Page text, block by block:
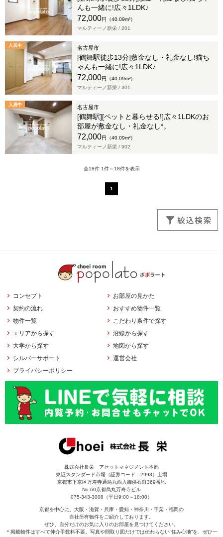
んも一緒に!広々1LDK♪
72,000円（40.09m²）
マルティーノ新栄 / 201
入居中 名古屋市
[鶴舞駅徒歩13分]敷金なし・礼金なし!猫ち
ゃんも一緒に!広々1LDK♪
72,000円（40.09m²）
マルティーノ新栄 / 301
入居中 名古屋市
[鶴舞駅][ペットと暮らせる!]広々1LDKのお
部屋が敷金なし・礼金なし*。
72,000円（40.09m²）
マルティーノ新栄 / 902
全18件 1件～18件を表示
1
コンセプト
お部屋の見かた
契約の流れ
おすすめ物件一覧
物件一覧
こだわり条件で探す
エリアから探す
沿線から探す
大学から探す
地図から探す
シルバーサポート
運営会社
プライバシーポリシー
株式会社長栄 アセットマネジメント本部
東証スタンダード市場（証券コード：2993）上場
京都市下京区万寿寺通烏丸西入御供石町369番地
No.60京都烏丸万寿寺ビル
075-343-3008（平日9:00～18:00）
京都を中心に、大阪・滋賀・兵庫・愛知・神奈川・千葉・福岡の
自社所有物件をご紹介しております。
ぜひ、自分だけのお気に入りのお部屋を見つけてください。
＊掲載物件はすべて仲介手数料不要。写真や間取り図だけでは伝わらない“住み心地”を、ぜひ一